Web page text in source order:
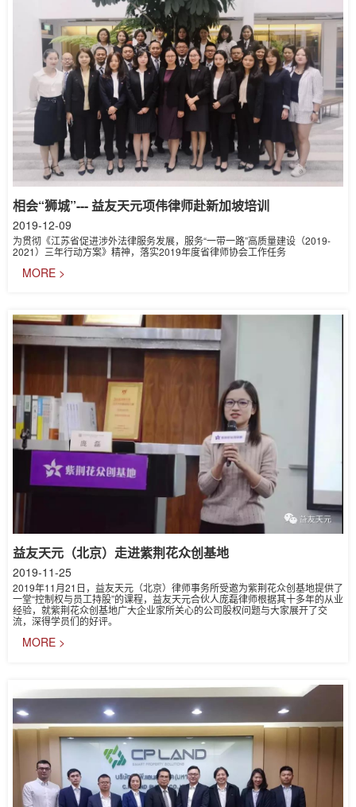
相会“狮城”--- 益友天元项伟律师赴新加坡培训
2019-12-09
为贯彻《江苏省促进涉外法律服务发展，服务“一带一路”高质量建设（2019-
2021）三年行动方案》精神，落实2019年度省律师协会工作任务
MORE >
益友天元（北京）走进紫荆花众创基地
2019-11-25
2019年11月21日，益友天元（北京）律师事务所受邀为紫荆花众创基地提供了
一堂“控制权与员工持股”的课程，益友天元合伙人庞磊律师根据其十多年的从业
经验，就紫荆花众创基地广大企业家所关心的公司股权问题与大家展开了交
流，深得学员们的好评。
MORE >